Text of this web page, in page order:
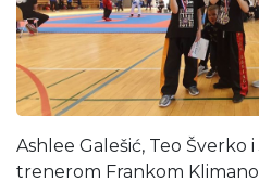
Ashlee Galešić, Teo Šverko
trenerom Frankom